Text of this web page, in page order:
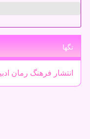
تگها
انتشار فرهنگ رمان